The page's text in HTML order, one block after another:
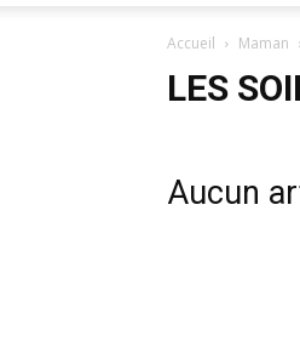
Accueil Maman
LES
Aucun